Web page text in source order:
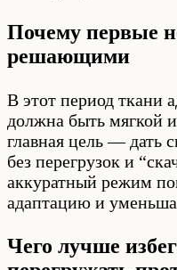
Почему первые
решающими
В этот период ткани
должна быть мягкой
главная цель — дать
без перегрузок и
аккуратный режим
адаптацию и
Чего лучше